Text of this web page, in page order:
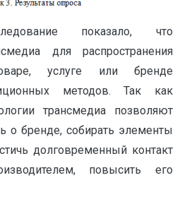
показало, что
для распространения
услуге или бренде
методов. Так как
трансмедиа позволяют
о бренде, собирать элементы
долговременный контакт
повысить его